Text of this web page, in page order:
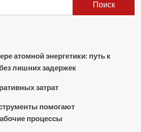
Поиск
атомной энергетики: путь к
лишних задержек
затрат
помогают
процессы